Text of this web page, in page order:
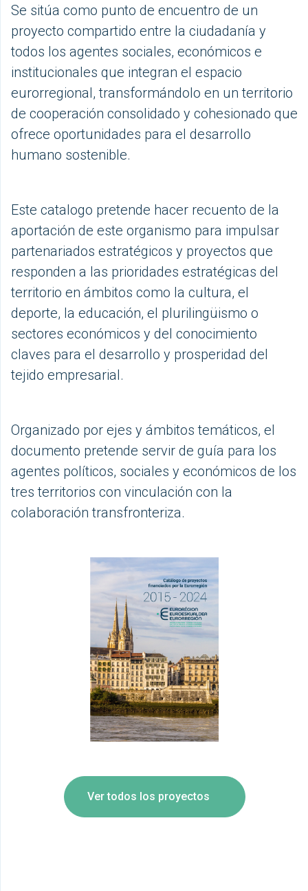
Se sitúa como punto de encuentro de un
proyecto compartido entre la ciudadanía y
todos los agentes sociales, económicos e
institucionales que integran el espacio
eurorregional, transformándolo en un territorio
de cooperación consolidado y cohesionado que
ofrece oportunidades para el desarrollo
humano sostenible.
Este catalogo pretende hacer recuento de la
aportación de este organismo para impulsar
partenariados estratégicos y proyectos que
responden a las prioridades estratégicas del
territorio en ámbitos como la cultura, el
deporte, la educación, el plurilingüismo o
sectores económicos y del conocimiento
claves para el desarrollo y prosperidad del
tejido empresarial.
Organizado por ejes y ámbitos temáticos, el
documento pretende servir de guía para los
agentes políticos, sociales y económicos de los
tres territorios con vinculación con la
colaboración transfronteriza.
Ver todos los proyectos